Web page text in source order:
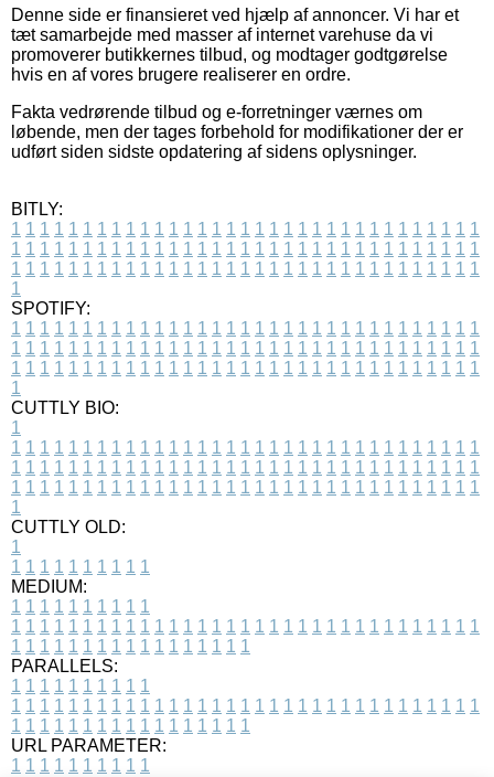
Denne side er finansieret ved hjælp af annoncer. Vi har et
tæt samarbejde med masser af internet varehuse da vi
promoverer butikkernes tilbud, og modtager godtgørelse
hvis en af vores brugere realiserer en ordre.
Fakta vedrørende tilbud og e-forretninger værnes om
løbende, men der tages forbehold for modifikationer der er
udført siden sidste opdatering af sidens oplysninger.
BITLY:
1 1 1 1 1 1 1 1 1 1 1 1 1 1 1 1 1 1 1 1 1 1 1 1 1 1 1 1 1 1 1 1 1
1 1 1 1 1 1 1 1 1 1 1 1 1 1 1 1 1 1 1 1 1 1 1 1 1 1 1 1 1 1 1 1 1
1 1 1 1 1 1 1 1 1 1 1 1 1 1 1 1 1 1 1 1 1 1 1 1 1 1 1 1 1 1 1 1 1
1
SPOTIFY:
1 1 1 1 1 1 1 1 1 1 1 1 1 1 1 1 1 1 1 1 1 1 1 1 1 1 1 1 1 1 1 1 1
1 1 1 1 1 1 1 1 1 1 1 1 1 1 1 1 1 1 1 1 1 1 1 1 1 1 1 1 1 1 1 1 1
1 1 1 1 1 1 1 1 1 1 1 1 1 1 1 1 1 1 1 1 1 1 1 1 1 1 1 1 1 1 1 1 1
1
CUTTLY BIO:
1
1 1 1 1 1 1 1 1 1 1 1 1 1 1 1 1 1 1 1 1 1 1 1 1 1 1 1 1 1 1 1 1 1
1 1 1 1 1 1 1 1 1 1 1 1 1 1 1 1 1 1 1 1 1 1 1 1 1 1 1 1 1 1 1 1 1
1 1 1 1 1 1 1 1 1 1 1 1 1 1 1 1 1 1 1 1 1 1 1 1 1 1 1 1 1 1 1 1 1
1
CUTTLY OLD:
1
1 1 1 1 1 1 1 1 1 1
MEDIUM:
1 1 1 1 1 1 1 1 1 1
1 1 1 1 1 1 1 1 1 1 1 1 1 1 1 1 1 1 1 1 1 1 1 1 1 1 1 1 1 1 1 1 1
1 1 1 1 1 1 1 1 1 1 1 1 1 1 1 1 1
PARALLELS:
1 1 1 1 1 1 1 1 1 1
1 1 1 1 1 1 1 1 1 1 1 1 1 1 1 1 1 1 1 1 1 1 1 1 1 1 1 1 1 1 1 1 1
1 1 1 1 1 1 1 1 1 1 1 1 1 1 1 1 1
URL PARAMETER:
1 1 1 1 1 1 1 1 1 1